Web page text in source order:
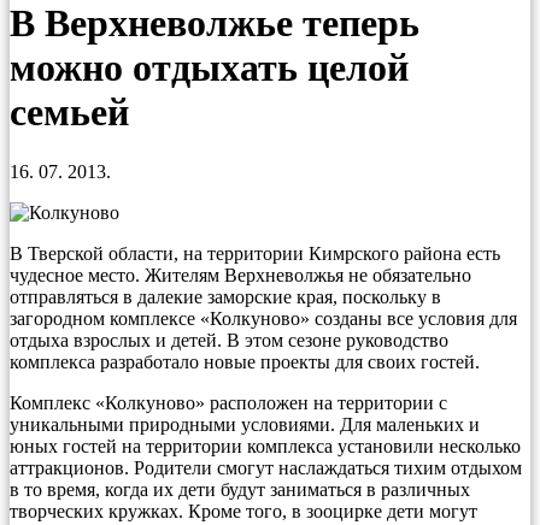
В Верхневолжье теперь
можно отдыхать целой
семьей
16. 07. 2013.
В Тверской области, на территории Кимрского района есть
чудесное место. Жителям Верхневолжья не обязательно
отправляться в далекие заморские края, поскольку в
загородном комплексе «Колкуново» созданы все условия для
отдыха взрослых и детей. В этом сезоне руководство
комплекса разработало новые проекты для своих гостей.
Комплекс «Колкуново» расположен на территории с
уникальными природными условиями. Для маленьких и
юных гостей на территории комплекса установили несколько
аттракционов. Родители смогут наслаждаться тихим отдыхом
в то время, когда их дети будут заниматься в различных
творческих кружках. Кроме того, в зооцирке дети могут